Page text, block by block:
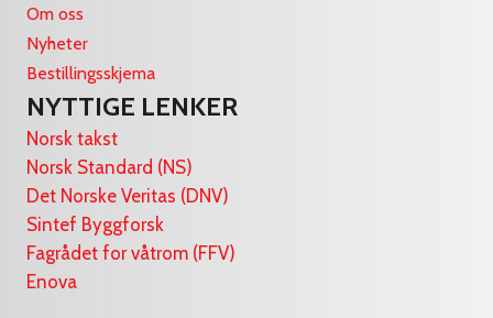
Om oss
Nyheter
Bestillingsskjema
NYTTIGE LENKER
Norsk takst
Norsk Standard (NS)
Det Norske Veritas (DNV)
Sintef Byggforsk
Fagrådet for våtrom (FFV)
Enova